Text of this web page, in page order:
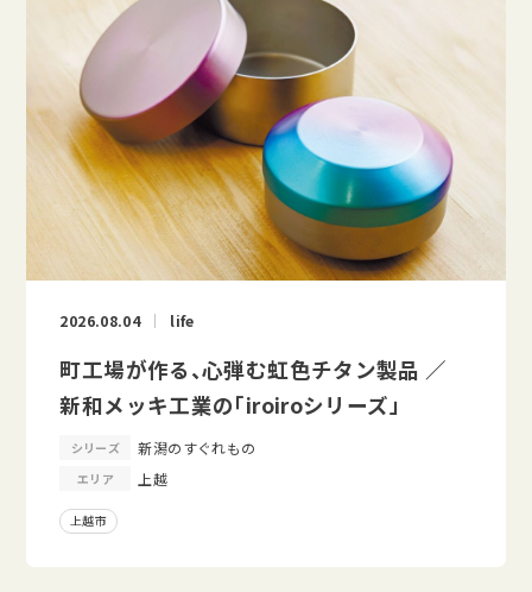
2026.08.04 life
町工場が作る、心弾む虹色チタン製品 ／
新和メッキ工業の「iroiroシリーズ」
シリーズ 新潟のすぐれもの
エリア 上越
上越市